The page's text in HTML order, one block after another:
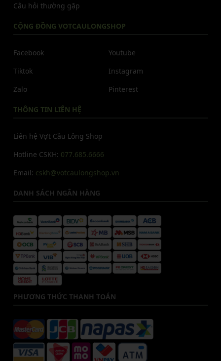
Câu hỏi thường gặp
CỘNG ĐỒNG VOTCAULONGSHOP
Facebook
Tiktok
Zalo
Youtube
Instagram
Pinterest
THÔNG TIN LIÊN HỆ
Liên hệ Vợt Cầu Lông Shop
Hotline CSKH: 077.685.6666
Email: cskh@votcaulongshop.vn
DANH SÁCH NGÂN HÀNG
PHƯƠNG THỨC THANH TOÁN